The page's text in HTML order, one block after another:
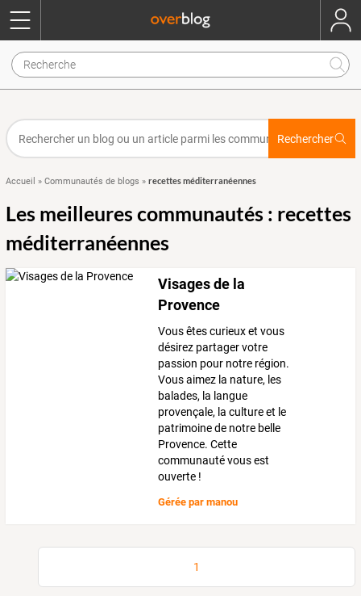
Rechercher
Accueil » Communautés de blogs » recettes méditerranéennes
Les meilleures communautés : recettes
méditerranéennes
Visages de la
Provence
Vous êtes curieux et vous
désirez partager votre
passion pour notre région.
Vous aimez la nature, les
balades, la langue
provençale, la culture et le
patrimoine de notre belle
Provence. Cette
communauté vous est
ouverte !
Gérée parmanou
1